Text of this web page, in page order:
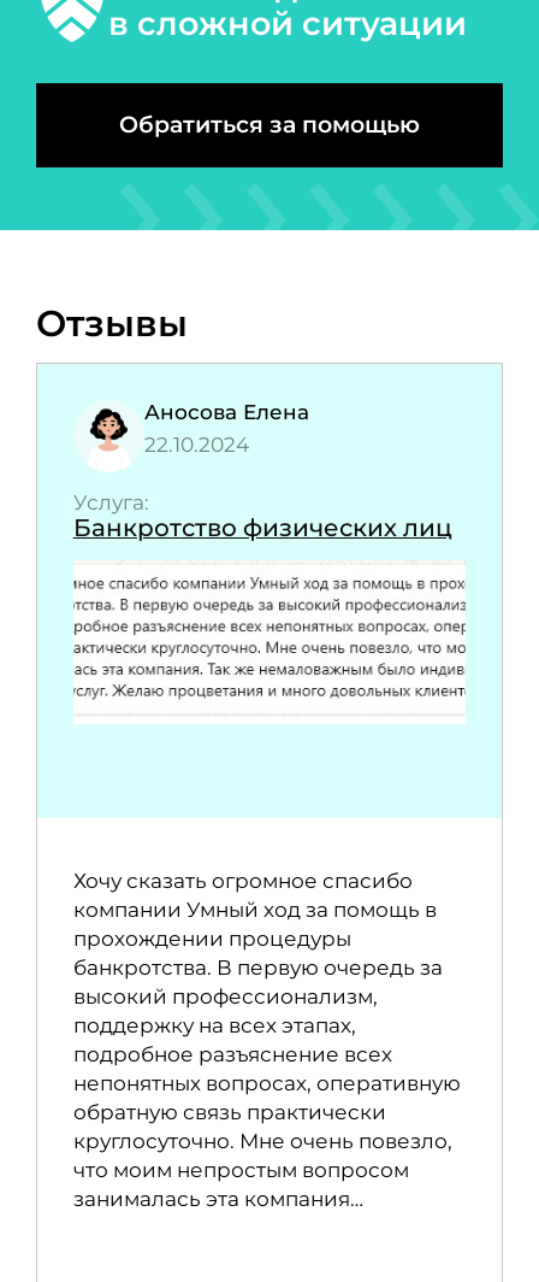
в сложной ситуации
Обратиться за помощью
Отзывы
Аносова Елена
22.10.2024
Услуга:
Банкротство физических лиц
Хочу сказать огромное спасибо
компании Умный ход за помощь в
прохождении процедуры
банкротства. В первую очередь за
высокий профессионализм,
поддержку на всех этапах,
подробное разъяснение всех
непонятных вопросах, оперативную
обратную связь практически
круглосуточно. Мне очень повезло,
что моим непростым вопросом
занималась эта компания…